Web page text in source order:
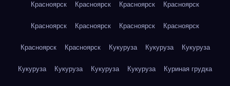
Красноярск Красноярск Красноярск Красноярск
Красноярск Красноярск Красноярск Красноярск
Красноярск Красноярск Кукуруза Кукуруза Кукуруза
Кукуруза Кукуруза Кукуруза Кукуруза Куриная грудка